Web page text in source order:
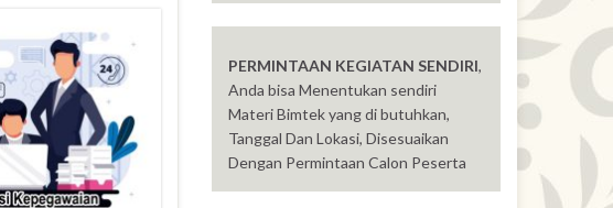
PERMINTAAN KEGIATAN SENDIRI,
Anda bisa Menentukan sendiri
Materi Bimtek yang di butuhkan,
Tanggal Dan Lokasi, Disesuaikan
Dengan Permintaan Calon Peserta